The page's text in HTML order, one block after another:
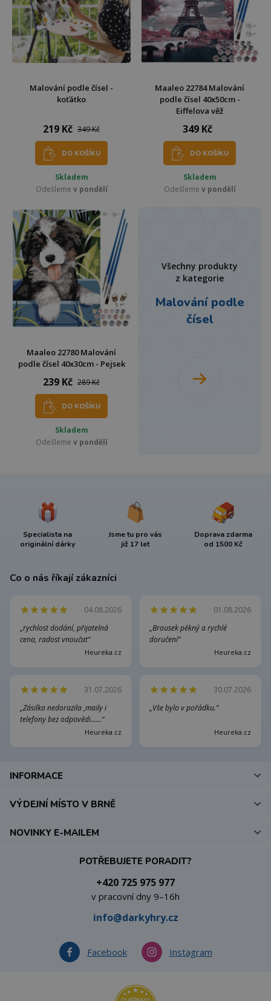
Malování podle čísel -
koťátko
219 Kč 349 Kč
DO KOŠÍKU
Skladem
Odešleme v pondělí
Maaleo 22784 Malování
podle čísel 40x50cm -
Eiffelova věž
349 Kč
DO KOŠÍKU
Skladem
Odešleme v pondělí
Maaleo 22780 Malování
podle čísel 40x30cm - Pejsek
239 Kč 289 Kč
DO KOŠÍKU
Skladem
Odešleme v pondělí
Všechny produkty
z kategorie
Malování podle
čísel
Specialista na
originální dárky
Jsme tu pro vás
již 17 let
Doprava zdarma
od 1500 Kč
Co o nás říkají zákazníci
04.08.2026
„rychlost dodání, přijatelná
cena, radost vnoučat“
Heureka.cz
01.08.2026
„Brousek pěkný a rychlé
doručení“
Heureka.cz
31.07.2026
„Zásilka nedorazila ,maily i
telefony bez odpovědi......“
Heureka.cz
30.07.2026
„Vše bylo v pořádku.“
Heureka.cz
INFORMACE
VÝDEJNÍ MÍSTO V BRNĚ
POTŘEBUJETE PORADIT?
+420 725 975 977
v pracovní dny 9–16h
info@darkyhry.cz
Facebook Instagram
NOVINKY E-MAILEM